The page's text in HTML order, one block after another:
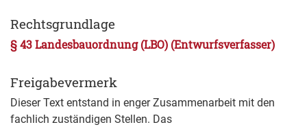
Rechtsgrundlage
§ 43 Landesbauordnung (LBO) (Entwurfsverfasser)
Freigabevermerk
Dieser Text entstand in enger Zusammenarbeit mit den
fachlich zuständigen Stellen. Das